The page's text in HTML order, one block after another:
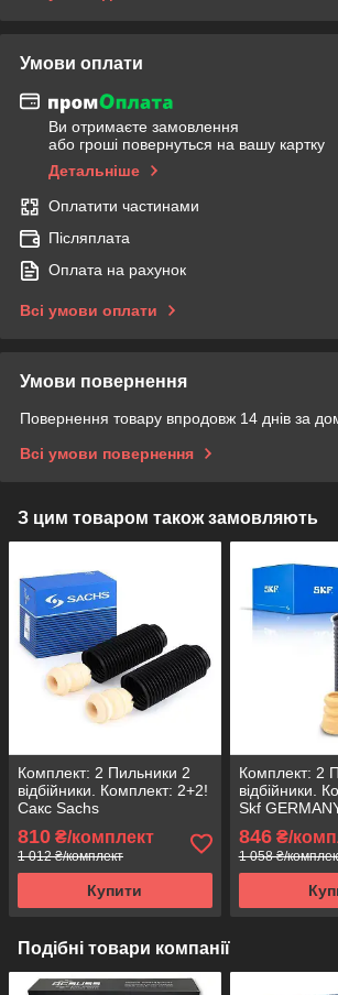
Умови оплати
Ви отримаєте замовлення
або гроші повернуться на вашу картку
Детальніше
Оплатити частинами
Післяплата
Оплата на рахунок
Всі умови оплати
Умови повернення
Повернення товару впродовж 14 днів за
Всі умови повернення
З цим товаром також замовляють
Комплект: 2 Пильники 2
відбійники. Комплект: 2+2!
Сакс Sachs
810 ₴/комплект
1 012 ₴/комплект
Купити
Комплект: 2
відбійники.
Skf
846₴/
1 058 ₴/
Подібні товари компанії